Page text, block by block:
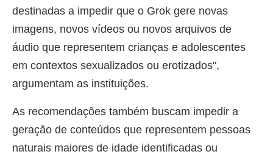
destinadas a impedir que o Grok gere novas
imagens, novos vídeos ou novos arquivos de
áudio que representem crianças e adolescentes
em contextos sexualizados ou erotizados",
argumentam as instituições.
As recomendações também buscam impedir a
geração de conteúdos que representem pessoas
naturais maiores de idade identificadas ou